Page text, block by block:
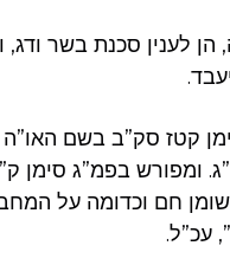
לענין סכנת בשר ודג,
קטז סק”ב בשם
ומפורש בפמ”ג סימן
שומן חם וכדומה על
עכ”ל.